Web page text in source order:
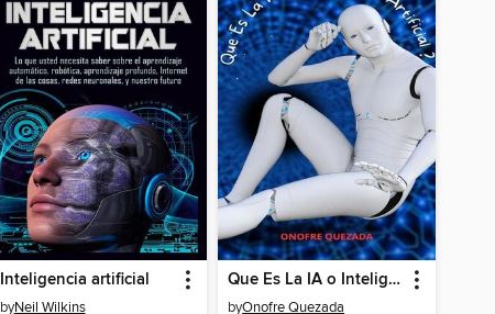
Inteligencia artificial
byNeil Wilkins
Que Es La IA o Inteligencia Artificial ?
byOnofre Quezada